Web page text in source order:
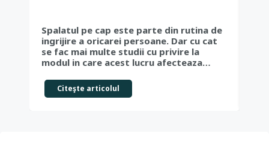
Spalatul pe cap este parte din rutina de
ingrijire a oricarei persoane. Dar cu cat
se fac mai multe studii cu privire la
modul in care acest lucru afecteaza…
Citeşte articolul